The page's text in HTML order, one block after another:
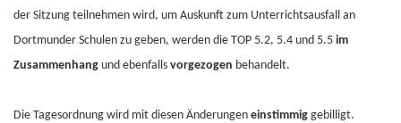
der Sitzung teilnehmen wird, um Auskunft zum Unterrichtsausfall an
Dortmunder Schulen zu geben, werden die TOP 5.2, 5.4 und 5.5 im
Zusammenhang und ebenfalls vorgezogen behandelt.
Die Tagesordnung wird mit diesen Änderungen einstimmig gebilligt.